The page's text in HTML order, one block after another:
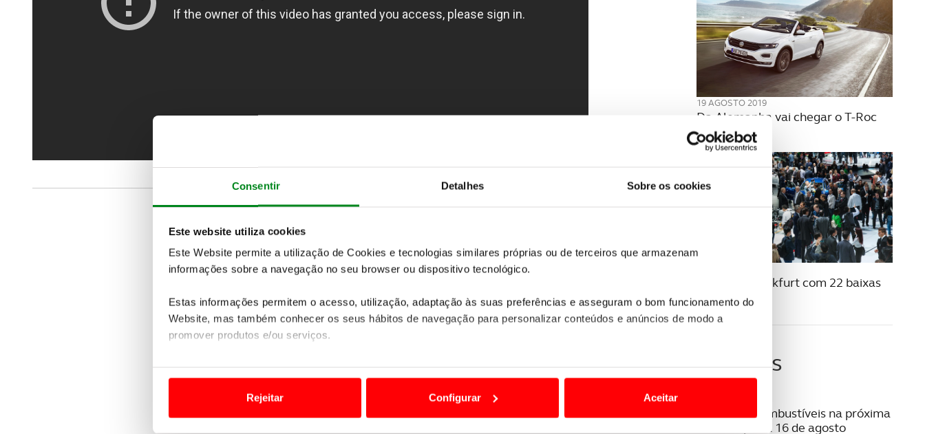
Consentir Detalhes Sobre os cookies
Este website utiliza cookies
Este Website permite a utilização de Cookies e tecnologias similares próprias ou de terceiros que armazenam
informações sobre a navegação no seu browser ou dispositivo tecnológico.
Estas informações permitem o acesso, utilização, adaptação às suas preferências e asseguram o bom funcionamento do
Website, mas também conhecer os seus hábitos de navegação para personalizar conteúdos e anúncios de modo a
promover produtos e/ou serviços.
Usamos cookies para melhorar a sua experiência digital, personalizar conteúdos e anúncios, para lhe proporcionar
Rejeitar Configurar Aceitar
19 AGOSTO 2019
Da Alemanha vai chegar o T-Roc
descapotável
Salão de Frankfurt com 22 baixas
de peso
Últimas
Preço dos combustíveis na próxima
semana | 10 a 16 de agosto